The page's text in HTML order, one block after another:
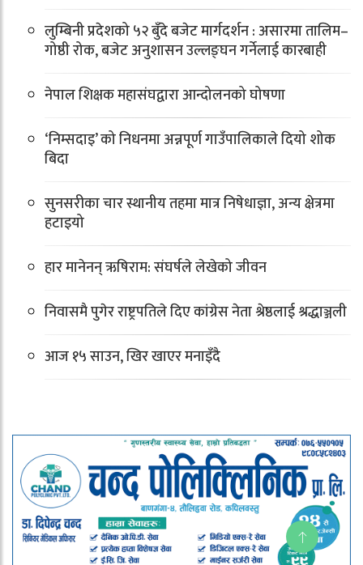
लुम्बिनी प्रदेशको ५२ बुँदे बजेट मार्गदर्शन : असारमा तालिम–
गोष्ठी रोक, बजेट अनुशासन उल्लङ्घन गर्नेलाई कारबाही
नेपाल शिक्षक महासंघद्वारा आन्दोलनको घोषणा
‘निम्सदाइ’ को निधनमा अन्नपूर्ण गाउँपालिकाले दियो शोक
बिदा
सुनसरीका चार स्थानीय तहमा मात्र निषेधाज्ञा, अन्य क्षेत्रमा
हटाइयो
हार मानेनन् ऋषिराम: संघर्षले लेखेको जीवन
निवासमै पुगेर राष्ट्रपतिले दिए कांग्रेस नेता श्रेष्ठलाई श्रद्धाञ्जली
आज १५ साउन, खिर खाएर मनाइँदै